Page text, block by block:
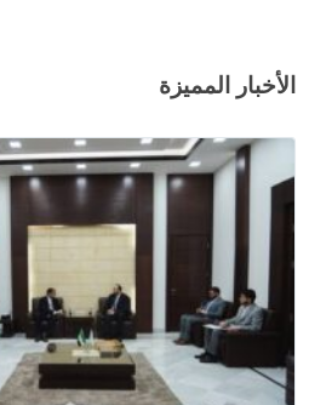
الأخبار المميزة